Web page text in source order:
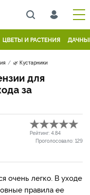
ЦВЕТЫ И РАСТЕНИЯ
🌿 Кустарники
для
за
Рейтинг: 4.84
Проголосовало: 129
очень легко. В уходе
правила ее